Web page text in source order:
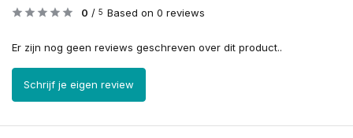
0 / 5 Based on 0 reviews
Er zijn nog geen reviews geschreven over dit product..
Schrijf je eigen review